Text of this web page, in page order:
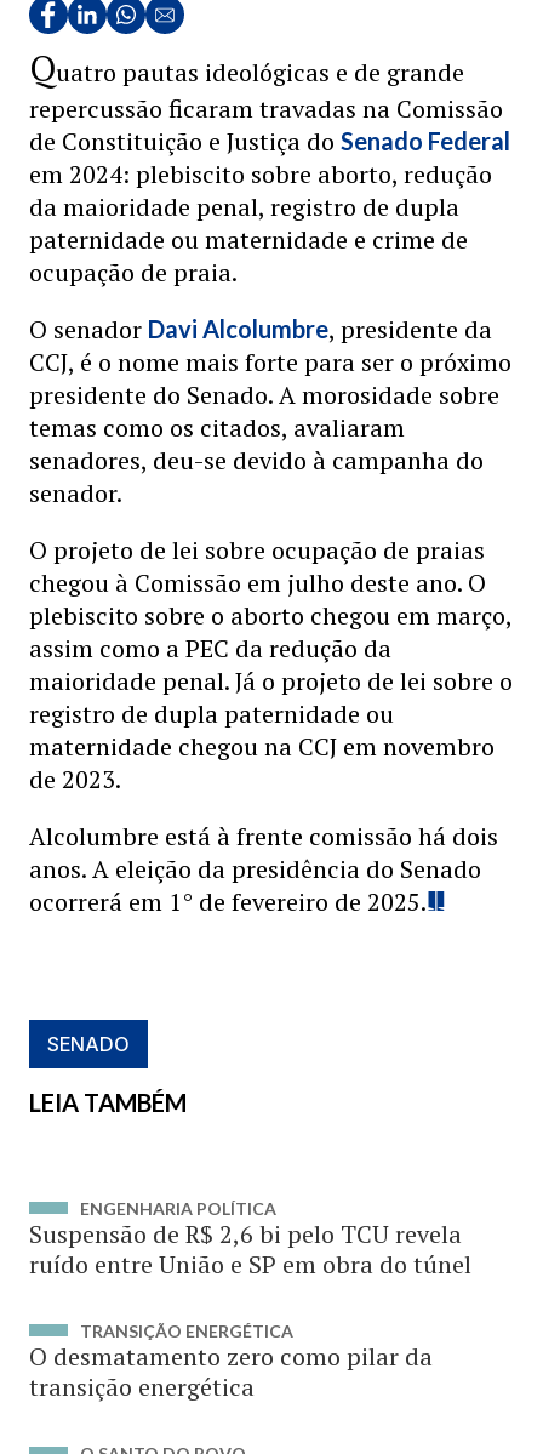
Quatro pautas ideológicas e de grande
repercussão ficaram travadas na Comissão
de Constituição e Justiça do Senado Federal
em 2024: plebiscito sobre aborto, redução
da maioridade penal, registro de dupla
paternidade ou maternidade e crime de
ocupação de praia.
O senador Davi Alcolumbre, presidente da
CCJ, é o nome mais forte para ser o próximo
presidente do Senado. A morosidade sobre
temas como os citados, avaliaram
senadores, deu-se devido à campanha do
senador.
O projeto de lei sobre ocupação de praias
chegou à Comissão em julho deste ano. O
plebiscito sobre o aborto chegou em março,
assim como a PEC da redução da
maioridade penal. Já o projeto de lei sobre o
registro de dupla paternidade ou
maternidade chegou na CCJ em novembro
de 2023.
Alcolumbre está à frente comissão há dois
anos. A eleição da presidência do Senado
ocorrerá em 1° de fevereiro de 2025.
SENADO
LEIA TAMBÉM
ENGENHARIA POLÍTICA
Suspensão de R$ 2,6 bi pelo TCU revela
ruído entre União e SP em obra do túnel
TRANSIÇÃO ENERGÉTICA
O desmatamento zero como pilar da
transição energética